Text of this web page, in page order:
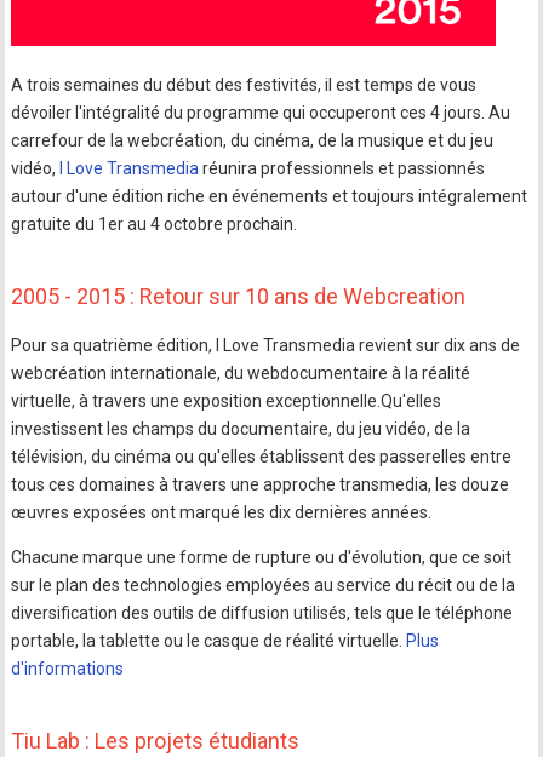
A trois semaines du début des festivités, il est temps de vous
dévoiler l'intégralité du programme qui occuperont ces 4 jours. Au
carrefour de la webcréation, du cinéma, de la musique et du jeu
vidéo,
I Love Transmedia réunira professionnels et passionnés
autour d'une édition riche en événements et toujours intégralement
gratuite du 1er au 4 octobre prochain.
2005 - 2015 : Retour sur 10 ans de Webcreation
Pour sa quatrième édition, I Love Transmedia revient sur dix ans de
webcréation internationale, du webdocumentaire à la réalité
virtuelle, à travers une exposition exceptionnelle.Qu'elles
investissent les champs du documentaire, du jeu vidéo, de la
télévision, du cinéma ou qu'elles établissent des passerelles entre
tous ces domaines à travers une approche transmedia, les douze
œuvres exposées ont marqué les dix dernières années.
Chacune marque une forme de rupture ou d'évolution, que ce soit
sur le plan des technologies employées au service du récit ou de la
diversification des outils de diffusion utilisés, tels que le téléphone
portable, la tablette ou le casque de réalité virtuelle. Plus
d'informations
Tiu Lab : Les projets étudiants